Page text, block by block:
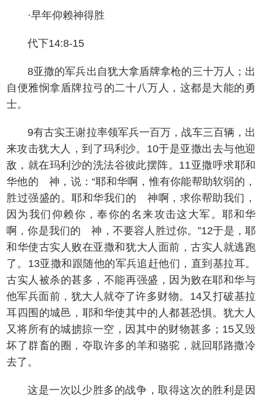
·早年仰赖神得胜
代下14:8-15
8亚撒的军兵出自犹大拿盾牌拿枪的三十万人；出
自便雅悯拿盾牌拉弓的二十八万人，这都是大能的勇
士。
9有古实王谢拉率领军兵一百万，战车三百辆，出
来攻击犹大人，到了玛利沙。10于是亚撒出去与他迎
敌，就在玛利沙的洗法谷彼此摆阵。11亚撒呼求耶和
华他的 神，说：“耶和华啊，惟有你能帮助软弱的，
胜过强盛的。耶和华我们的 神啊，求你帮助我们，
因为我们仰赖你，奉你的名来攻击这大军。耶和华
啊，你是我们的 神，不要容人胜过你。”12于是，耶
和华使古实人败在亚撒和犹大人面前，古实人就逃跑
了。13亚撒和跟随他的军兵追赶他们，直到基拉耳。
古实人被杀的甚多，不能再强盛，因为败在耶和华与
他军兵面前，犹大人就夺了许多财物。14又打破基拉
耳四围的城邑，耶和华使其中的人都甚恐惧。犹大人
又将所有的城掳掠一空，因其中的财物甚多；15又毁
坏了群畜的圈，夺取许多的羊和骆驼，就回耶路撒冷
去了。
这是一次以少胜多的战争，取得这次的胜利是因